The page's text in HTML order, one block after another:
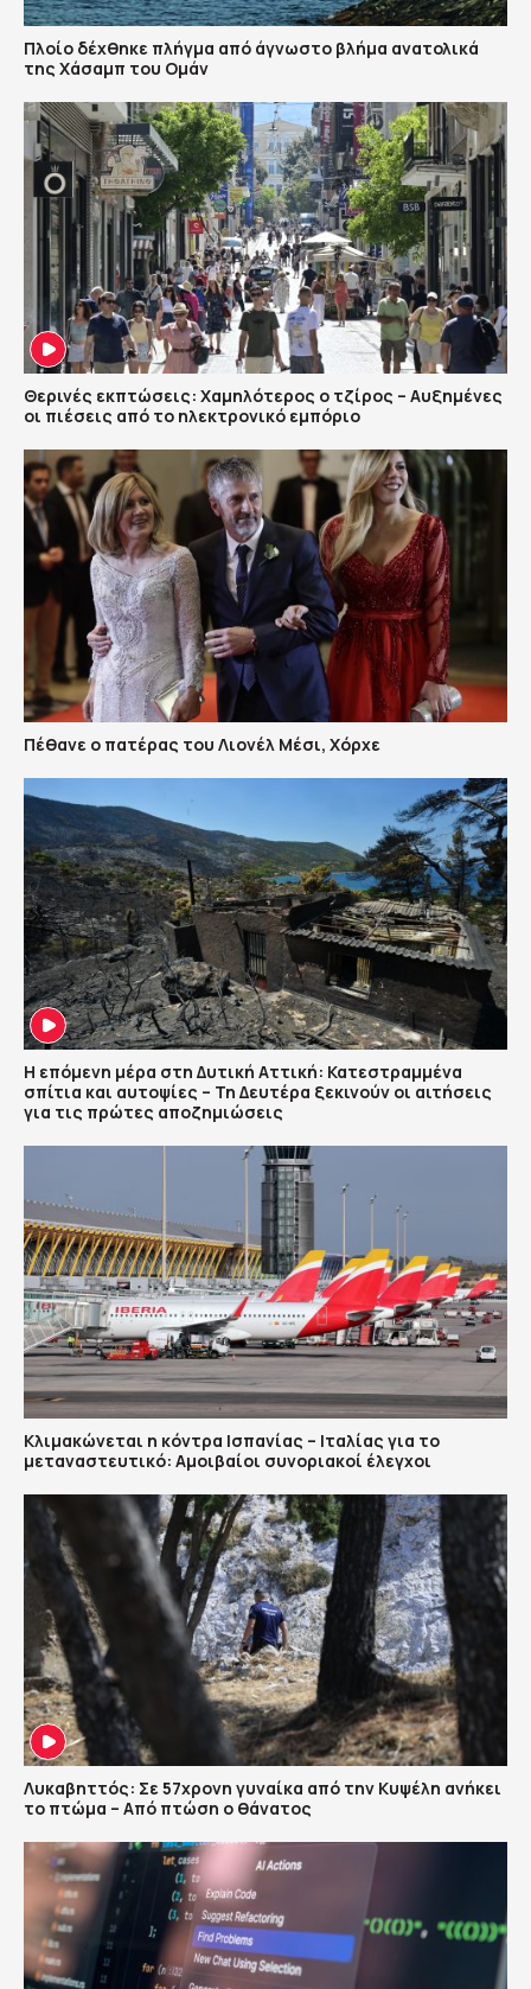
Πλοίο δέχθηκε πλήγμα από άγνωστο βλήμα ανατολικά
της Χάσαμπ του Ομάν
Θερινές εκπτώσεις: Χαμηλότερος ο τζίρος – Αυξημένες
οι πιέσεις από το ηλεκτρονικό εμπόριο
Πέθανε ο πατέρας του Λιονέλ Μέσι, Χόρχε
Η επόμενη μέρα στη Δυτική Αττική: Κατεστραμμένα
σπίτια και αυτοψίες – Τη Δευτέρα ξεκινούν οι αιτήσεις
για τις πρώτες αποζημιώσεις
Κλιμακώνεται η κόντρα Ισπανίας – Ιταλίας για το
μεταναστευτικό: Αμοιβαίοι συνοριακοί έλεγχοι
Λυκαβηττός: Σε 57χρονη γυναίκα από την Κυψέλη ανήκει
το πτώμα – Από πτώση ο θάνατος